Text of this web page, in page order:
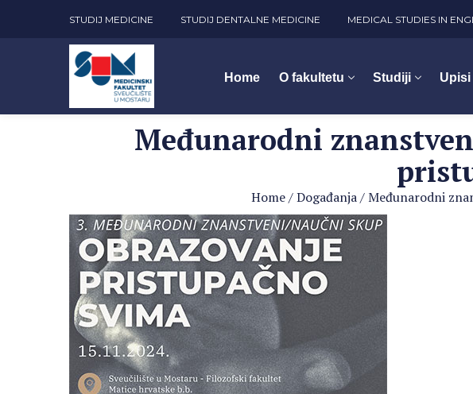
STUDIJ MEDICINE STUDIJ DENTALNE MEDICINE MEDICAL STUDIES IN
Home O fakultetu Studiji Upisi
Međunarodni
Home/Događanja/Međunarodni